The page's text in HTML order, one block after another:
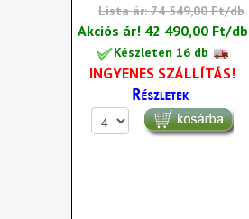
Lista ár: 74 549,00 Ft/db
Akciós ár! 42 490,00 Ft/db
Készleten 16 db
INGYENES SZÁLLÍTÁS!